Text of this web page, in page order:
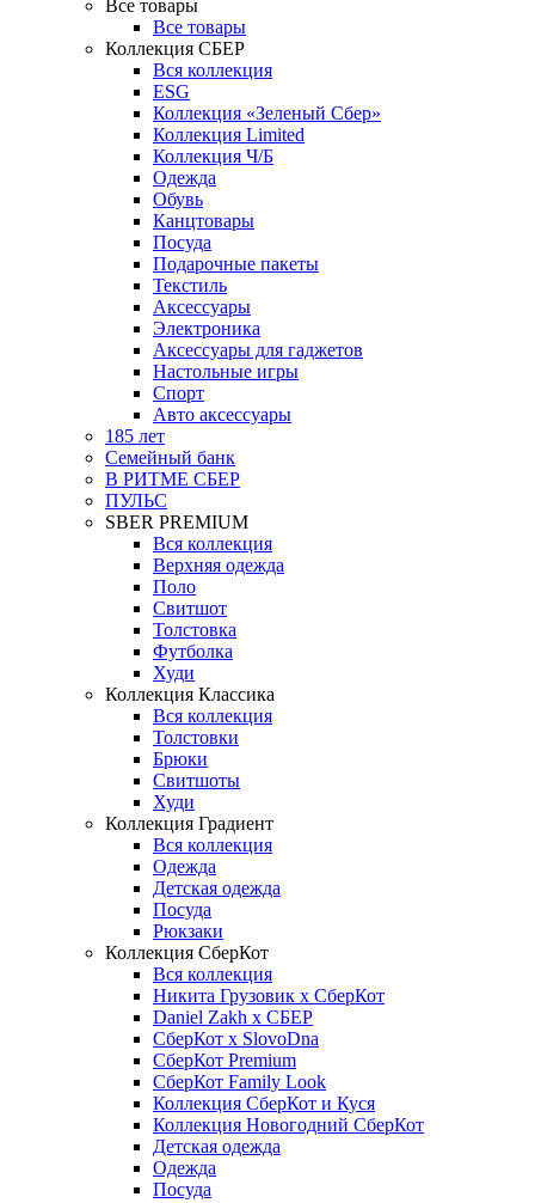
Все товары
Все товары
Коллекция СБЕР
Вся коллекция
ESG
Коллекция «Зеленый Сбер»
Коллекция Limited
Коллекция Ч/Б
Одежда
Обувь
Канцтовары
Посуда
Подарочные пакеты
Текстиль
Аксессуары
Электроника
Аксессуары для гаджетов
Настольные игры
Спорт
Авто аксессуары
185 лет
Семейный банк
В РИТМЕ СБЕР
ПУЛЬС
SBER PREMIUM
Вся коллекция
Верхняя одежда
Поло
Свитшот
Толстовка
Футболка
Худи
Коллекция Классика
Вся коллекция
Толстовки
Брюки
Свитшоты
Худи
Коллекция Градиент
Вся коллекция
Одежда
Детская одежда
Посуда
Рюкзаки
Коллекция СберКот
Вся коллекция
Никита Грузовик х СберКот
Daniel Zakh x СБЕР
СберКот x SlovoDna
СберКот Premium
СберКот Family Look
Коллекция СберКот и Куся
Коллекция Новогодний СберКот
Детская одежда
Одежда
Посуда